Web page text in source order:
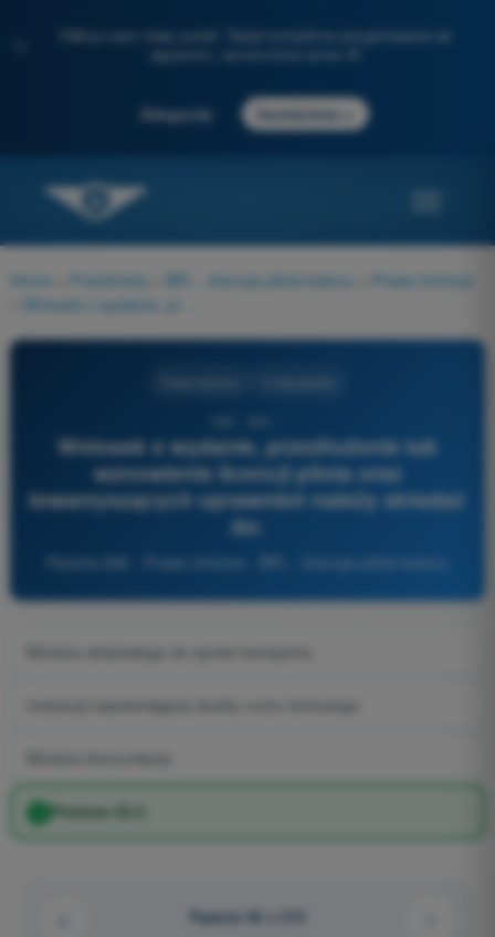
Odkryj nasz nowy portal: Twoje kompletne przygotowanie do
Zaloguj się Zacznij teraz
Home Przedmioty BPL - licencja pilota balonu
Prawo lotnicze
Wniosek o wydanie, przedłużenie lub
wznowienie licencji pilota oraz
towarzyszących uprawnień należy składać
do:
Instytucji zapewniającej służby ruchu lotniczego.
Prezesa ULC.
Pytanie 62 z 213